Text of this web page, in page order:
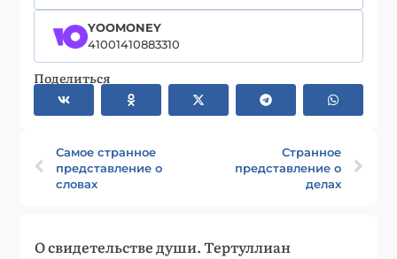
YOOMONEY
41001410883310
Поделиться
Самое странное
представление о
словах
Странное
представление о
делах
О свидетельстве души. Тертуллиан